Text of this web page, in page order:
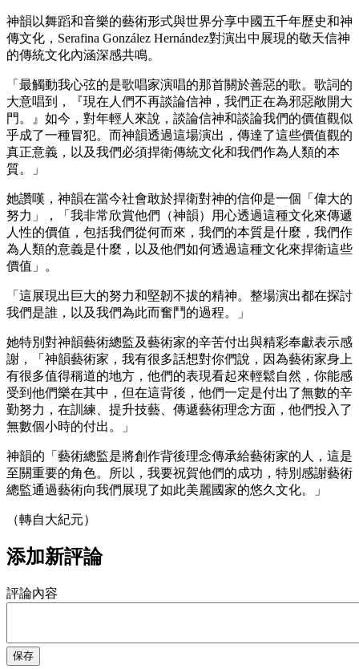
神韻以舞蹈和音樂的藝術形式與世界分享中國五千年歷史和神
傳文化，Serafina González Hernández對演出中展現的敬天信神
的傳統文化內涵深感共鳴。
「最觸動我心弦的是歌唱家演唱的那首關於善惡的歌。歌詞的
大意唱到，『現在人們不再談論信神，我們正在為邪惡敞開大
門。』如今，對年輕人來說，談論信神和談論我們的價值觀似
乎成了一種冒犯。而神韻透過這場演出，傳達了這些價值觀的
真正意義，以及我們必須捍衛傳統文化和我們作為人類的本
質。」
她讚嘆，神韻在當今社會敢於捍衛對神的信仰是一個「偉大的
努力」，「我非常欣賞他們（神韻）用心透過這種文化來傳遞
人性的價值，包括我們從何而來，我們的本質是什麼，我們作
為人類的意義是什麼，以及他們如何透過這種文化來捍衛這些
價值」。
「這展現出巨大的努力和堅韌不拔的精神。整場演出都在探討
我們是誰，以及我們為此而奮鬥的過程。」
她特別對神韻藝術總監及藝術家的辛苦付出與精彩奉獻表示感
謝，「神韻藝術家，我有很多話想對你們說，因為藝術家身上
有很多值得稱道的地方，他們的表現看起來輕鬆自然，你能感
受到他們樂在其中，但在這背後，他們一定是付出了無數的辛
勤努力，在訓練、提升技藝、傳遞藝術理念方面，他們投入了
無數個小時的付出。」
神韻的「藝術總監是將創作背後理念傳承給藝術家的人，這是
至關重要的角色。所以，我要祝賀他們的成功，特別感謝藝術
總監通過藝術向我們展現了如此美麗國家的悠久文化。」
（轉自大紀元）
添加新評論
評論內容
保存